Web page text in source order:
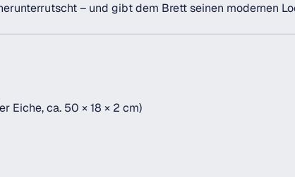
– und gibt dem Brett seinen modernen
Eiche, ca. 50 × 18 × 2 cm)